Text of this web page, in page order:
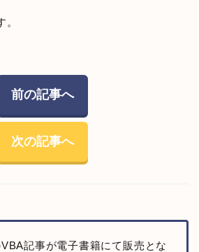
前の記事へ
次の記事へ
記事が電子書籍にて販売とな